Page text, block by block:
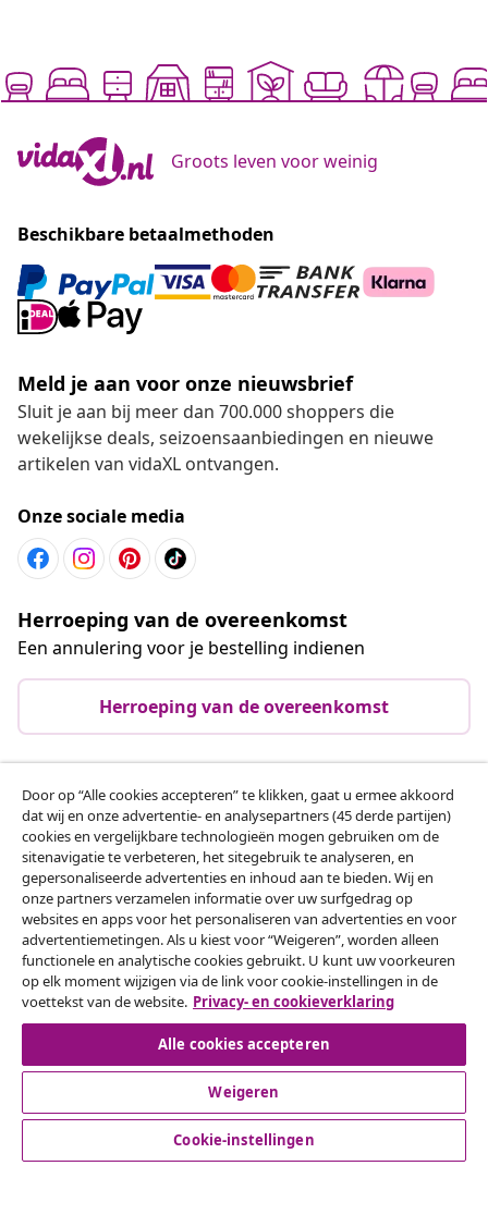
Groots leven voor weinig
Beschikbare betaalmethoden
Meld je aan voor onze nieuwsbrief
Sluit je aan bij meer dan 700.000 shoppers die
wekelijkse deals, seizoensaanbiedingen en nieuwe
artikelen van vidaXL ontvangen.
Onze sociale media
Herroeping van de overeenkomst
Een annulering voor je bestelling indienen
Herroeping van de overeenkomst
Klantenservice
Zakelijk
vidaXL
Ontdek meer
© 2008-2026 vidaXL www.vidaxl.nl is een website van vidaXL
Door op “Alle cookies accepteren” te klikken, gaat u ermee akkoord
dat wij en onze advertentie- en analysepartners (45 derde partijen)
cookies en vergelijkbare technologieën mogen gebruiken om de
sitenavigatie te verbeteren, het sitegebruik te analyseren, en
gepersonaliseerde advertenties en inhoud aan te bieden. Wij en
onze partners verzamelen informatie over uw surfgedrag op
websites en apps voor het personaliseren van advertenties en voor
advertentiemetingen. Als u kiest voor “Weigeren”, worden alleen
functionele en analytische cookies gebruikt. U kunt uw voorkeuren
op elk moment wijzigen via de link voor cookie-instellingen in de
voettekst van de website. Privacy- en cookieverklaring
Alle cookies accepteren
Weigeren
Cookie-instellingen